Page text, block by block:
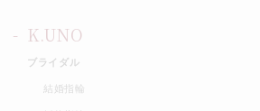
K.UNO
ブライダル
結婚指輪